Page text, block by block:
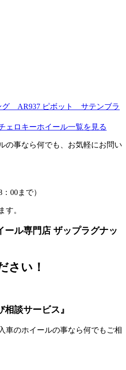
グ AR937 ピボット サテンブラ
ェロキーホイール一覧を見る
の事なら何でも、お気軽にお問い
00まで）
す。
ール専門店 ザップラグナッ
さい！
相談サービス』
車のホイールの事なら何でもご相